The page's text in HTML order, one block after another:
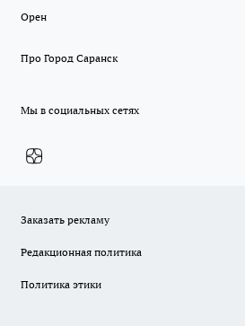
Орен
Про Город Саранск
Мы в социальных сетях
Заказать рекламу
Редакционная политика
Политика этики